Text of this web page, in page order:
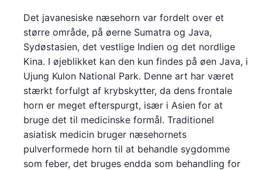
Det javanesiske næsehorn var fordelt over et
større område, på øerne Sumatra og Java,
Sydøstasien, det vestlige Indien og det nordlige
Kina. I øjeblikket kan den kun findes på øen Java, i
Ujung Kulon National Park. Denne art har været
stærkt forfulgt af krybskytter, da dens frontale
horn er meget efterspurgt, især i Asien for at
bruge det til medicinske formål. Traditionel
asiatisk medicin bruger næsehornets
pulverformede horn til at behandle sygdomme
som feber, det bruges endda som behandling for